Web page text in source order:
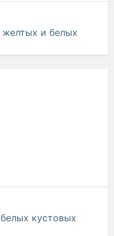
желтых и белых
кустовых